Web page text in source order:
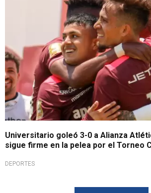
Universitario goleó 3-0 a Alianza
sigue firme en la pelea por el Torneo
DEPORTES